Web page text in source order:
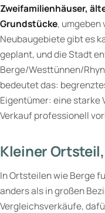
Zweifamilienhäuser,
Grundstücke, umgeben
Neubaugebiete gibt es
geplant, und die Stadt
Berge/Westtünnen/
bedeutet das:
Eigentümer: eine starke
Verkauf professionell
Kleiner
In Ortsteilen wie Berge
anders als in großen
Vergleichsverkäufe,